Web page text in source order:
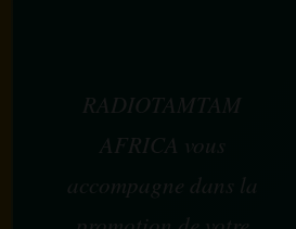
RADIOTAMTAM
AFRICA vous
accompagne dans la